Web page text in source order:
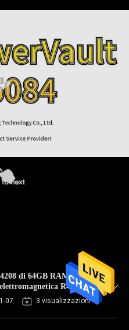
di 64GB RAM Dell
R440
07 3 visualizzazioni